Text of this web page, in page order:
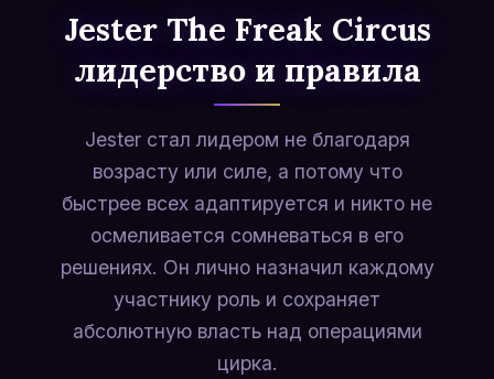
Jester The Freak Circus
лидерство и правила
Jester стал лидером не благодаря
возрасту или силе, а потому что
быстрее всех адаптируется и никто не
осмеливается сомневаться в его
решениях. Он лично назначил каждому
участнику роль и сохраняет
абсолютную власть над операциями
цирка.